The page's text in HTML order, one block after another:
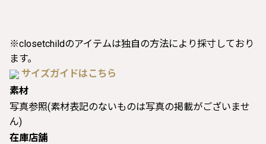
※closetchildのアイテムは独自の方法により採寸しており
ます。
サイズガイドはこちら
素材
写真参照(素材表記のないものは写真の掲載がございませ
ん)
在庫店舗